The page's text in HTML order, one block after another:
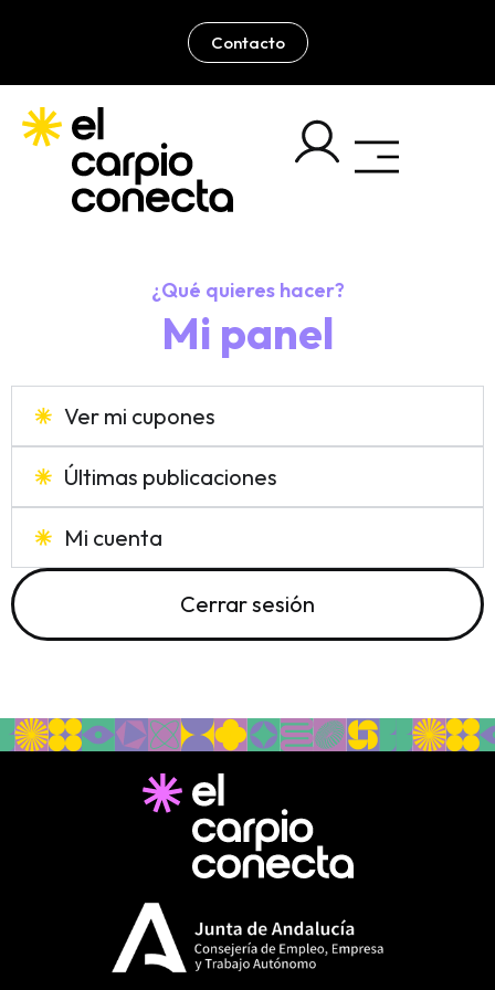
Contacto
¿Qué quieres hacer?
Mi panel
Ver mi cupones
Últimas publicaciones
Mi cuenta
Cerrar sesión